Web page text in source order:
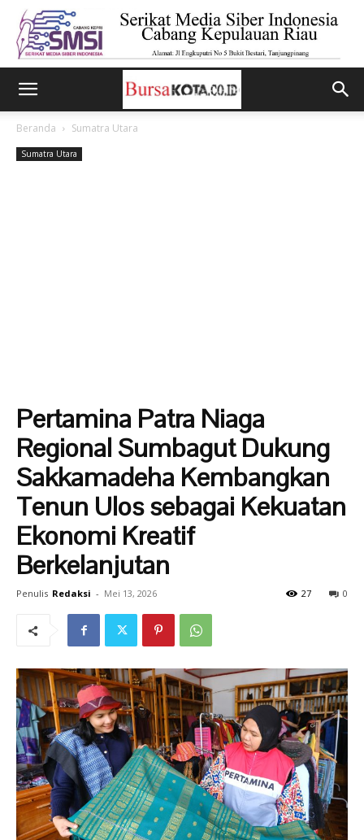
Beranda Sumatra Utara
Sumatra Utara
Pertamina Patra Niaga
Regional Sumbagut Dukung
Sakkamadeha Kembangkan
Tenun Ulos sebagai Kekuatan
Ekonomi Kreatif
Berkelanjutan
Penulis Redaksi - Mei 13, 2026 0
27